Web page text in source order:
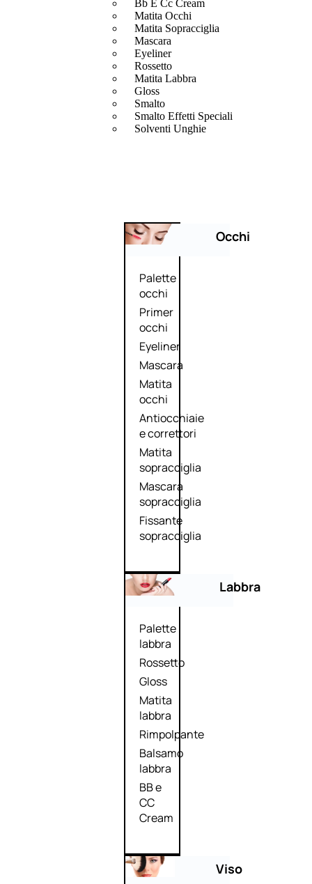
Bb E Cc Cream
Matita Occhi
Matita Sopracciglia
Mascara
Eyeliner
Rossetto
Matita Labbra
Gloss
Smalto
Smalto Effetti Speciali
Solventi Unghie
Occhi
Palette
occhi
Primer
occhi
Eyeliner
Mascara
Matita
occhi
Antiocchiaie
e correttori
Matita
sopracciglia
Mascara
sopracciglia
Fissante
sopracciglia
Labbra
Palette
labbra
Rossetto
Gloss
Matita
labbra
Rimpolpante
Balsamo
labbra
BB e
CC
Cream
Viso